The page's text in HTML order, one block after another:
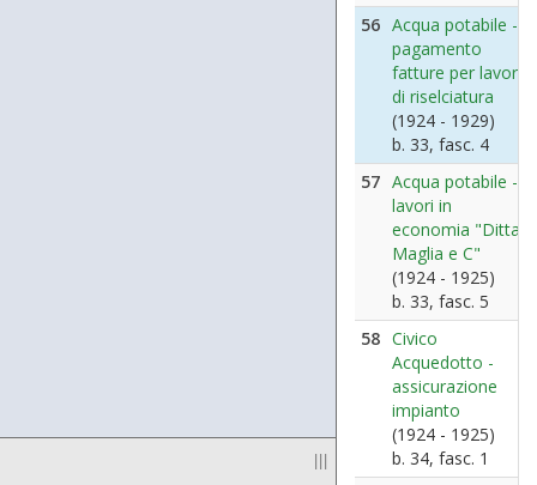
|||
56 Acqua potabile -
pagamento
fatture per lavori
di riselciatura
(1924 - 1929)
b. 33, fasc. 4
57 Acqua potabile -
lavori in
economia "Ditta
Maglia e C"
(1924 - 1925)
b. 33, fasc. 5
58 Civico
Acquedotto -
assicurazione
impianto
(1924 - 1925)
b. 34, fasc. 1